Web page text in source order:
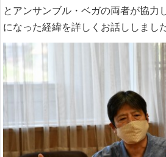
とアンサンブル・ベガの両者が協力
になった経緯を詳しくお話ししまし